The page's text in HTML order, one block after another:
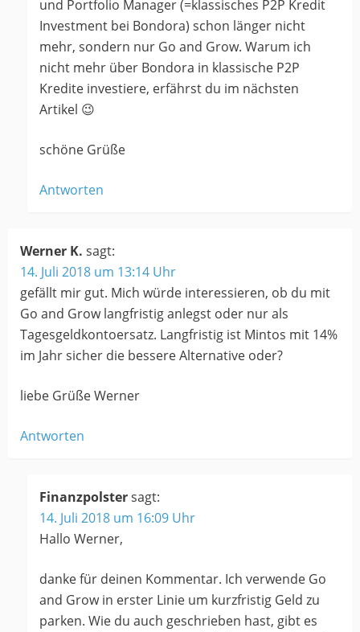
und Portfolio Manager (=klassisches P2P Kredit
Investment bei Bondora) schon länger nicht
mehr, sondern nur Go and Grow. Warum ich
nicht mehr über Bondora in klassische P2P
Kredite investiere, erfährst du im nächsten
Artikel 😉
schöne Grüße
Antworten
Werner K. sagt:
14. Juli 2018 um 13:14 Uhr
gefällt mir gut. Mich würde interessieren, ob du mit
Go and Grow langfristig anlegst oder nur als
Tagesgeldkontoersatz. Langfristig ist Mintos mit 14%
im Jahr sicher die bessere Alternative oder?
liebe Grüße Werner
Antworten
Finanzpolstersagt:
14. Juli 2018 um 16:09 Uhr
Hallo Werner,
danke für deinen Kommentar. Ich verwende Go
and Grow in erster Linie um kurzfristig Geld zu
parken. Wie du auch geschrieben hast, gibt es